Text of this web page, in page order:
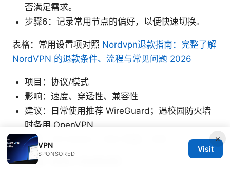
否满足需求。
步骤6：记录常用节点的偏好，以便快速切换。
表格：常用设置项对照 Nordvpn退款指南：完整了解
NordVPN 的退款条件、流程与常见问题 2026
项目：协议/模式
影响：速度、穿透性、兼容性
建议：日常使用推荐 WireGuard；遇校园防火墙
时备用 OpenVPN
功能：Kill Switch、DNS 泄漏、分流
移动端（iOS / Android）
×
VPN
SPONSORED
Visit